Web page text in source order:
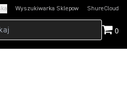
Wyszukiwarka Sklepow ShureCloud
(Opens in a new
0